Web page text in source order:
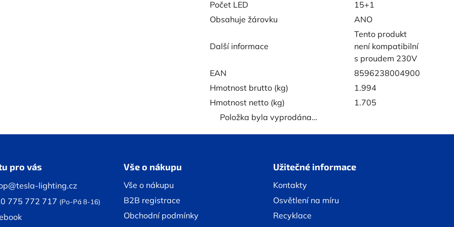
Počet LED
15+1
Obsahuje žárovku
ANO
Další informace
Tento produkt
není kompatibilní
s proudem 230V
EAN
8596238004900
Hmotnost brutto (kg)
1.994
Hmotnost netto (kg)
1.705
Položka byla vyprodána…
pro vás
lighting.cz
775 772 717 (Po-Pá 8-16)
Vše o nákupu
Vše o nákupu
B2B registrace
Obchodní podmínky
Užitečné informace
Kontakty
Osvětlení na míru
Recyklace